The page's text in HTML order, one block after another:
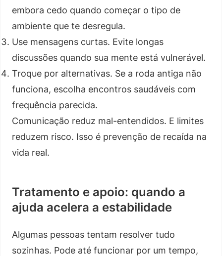
embora cedo quando começar o tipo de
ambiente que te desregula.
Use mensagens curtas. Evite longas
discussões quando sua mente está vulnerável.
Troque por alternativas. Se a roda antiga não
funciona, escolha encontros saudáveis com
frequência parecida.
Comunicação reduz mal-entendidos. E limites
reduzem risco. Isso é prevenção de recaída na
vida real.
Tratamento e apoio: quando a
ajuda acelera a estabilidade
Algumas pessoas tentam resolver tudo
sozinhas. Pode até funcionar por um tempo,